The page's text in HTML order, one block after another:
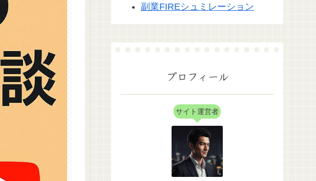
副業FIREシュミレーション
プロフィール
サイト運営者